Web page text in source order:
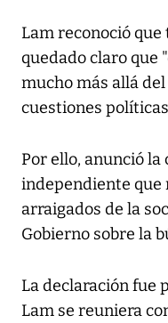
Lam reconoció
quedado claro que
mucho más allá
cuestiones
Por ello, anunció
independiente que
arraigados de la
Gobierno sobre la
La declaración fue
Lam se reuniera